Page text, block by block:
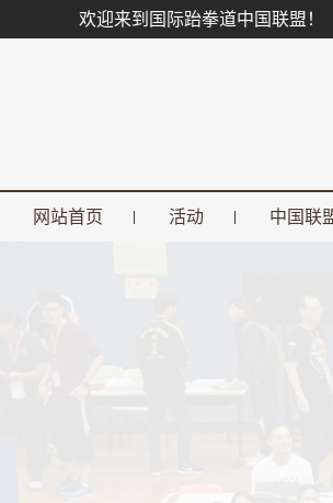
欢迎来到国际跆拳道中国联盟！
网站首页 活动 中国联